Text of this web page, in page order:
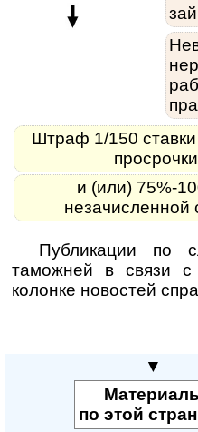
Штраф 1/150
просрочки
и (или) 75%-
незачисленной
Публикации по
таможней в связи
колонке новостей
▼
по этой